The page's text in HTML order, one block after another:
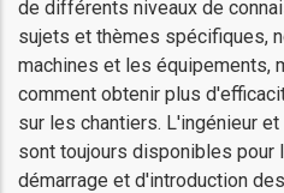
de différents niveaux de
sujets et thèmes spécifiques,
machines et les équipements,
comment obtenir plus
sur les chantiers. L'ingénieur
sont toujours disponibles pour
démarrage et d'introduction